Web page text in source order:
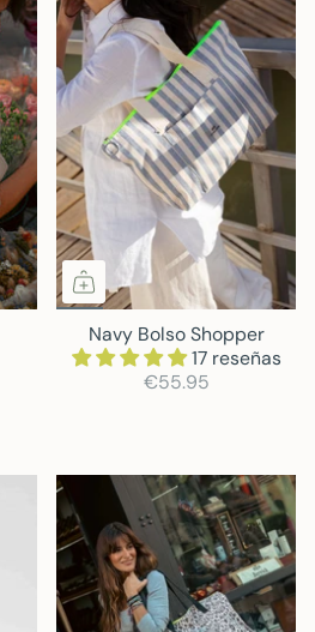
Navy Bolso Shopper
17 reseñas
€55.95